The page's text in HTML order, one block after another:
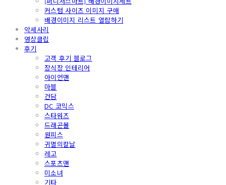
커스텀 사이즈 이미지 구매
배경이미지 리스트 열람하기
악세사리
영상클립
후기
고객 후기 블로그
장식장 인테리어
아이언맨
마블
건담
DC 코믹스
스타워즈
드래곤볼
원피스
귀멸의칼날
레고
스포츠맨
미소녀
기타